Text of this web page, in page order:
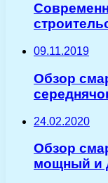
09.11.2019
Обзор
24.02.2020
Обзор
мощный и